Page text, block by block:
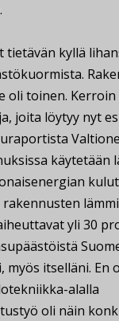
tietävän kyllä
oli toinen. Kerroin
joita löytyy nyt
käytetään
yli 30
myös itselläni. En
alalla
oli näin